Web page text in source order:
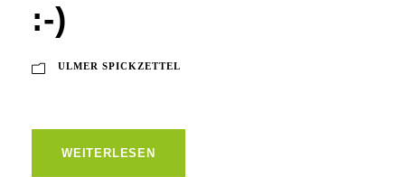
:-)
ULMER SPICKZETTEL
WEITERLESEN